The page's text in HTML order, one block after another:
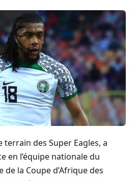
terrain des Super Eagles, a
en l’équipe nationale du
de la Coupe d’Afrique des